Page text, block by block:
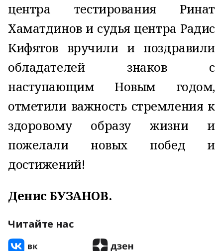
центра тестирования Ринат
Хаматдинов и судья центра Радис
Кифятов вручили и поздравили
обладателей знаков с
наступающим Новым годом,
отметили важность стремления к
здоровому образу жизни и
пожелали новых побед и
достижений!
Денис БУЗАНОВ.
Читайте нас